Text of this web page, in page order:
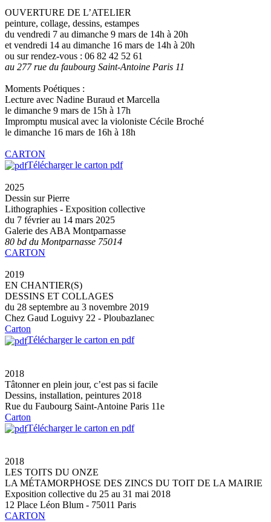
OUVERTURE DE L’ATELIER
peinture, collage, dessins, estampes
du vendredi 7 au dimanche 9 mars de 14h à 20h
et vendredi 14 au dimanche 16 mars de 14h à 20h
ou sur rendez-vous : 06 82 42 52 61
au 277 rue du faubourg Saint-Antoine Paris 11
Moments Poétiques :
Lecture avec Nadine Buraud et Marcella
le dimanche 9 mars de 15h à 17h
Impromptu musical avec la violoniste Cécile Broché
le dimanche 16 mars de 16h à 18h
CARTON
Télécharger le carton pdf
2025
Dessin sur Pierre
Lithographies - Exposition collective
du 7 février au 14 mars 2025
Galerie des ABA Montparnasse
80 bd du Montparnasse 75014
CARTON
2019
EN CHANTIER(S)
DESSINS ET COLLAGES
du 28 septembre au 3 novembre 2019
Chez Gaud Loguivy 22 - Ploubazlanec
Carton
Télécharger le carton en pdf
2018
Tâtonner en plein jour, c’est pas si facile
Dessins, installation, peintures 2018
Rue du Faubourg Saint-Antoine Paris 11e
Carton
Télécharger le carton en pdf
2018
LES TOITS DU ONZE
LA MÉTAMORPHOSE DES ZINCS DU TOIT DE LA MAIRIE
Exposition collective du 25 au 31 mai 2018
12 Place Léon Blum - 75011 Paris
CARTON